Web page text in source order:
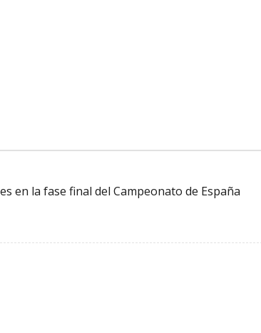
en la fase final del Campeonato de España